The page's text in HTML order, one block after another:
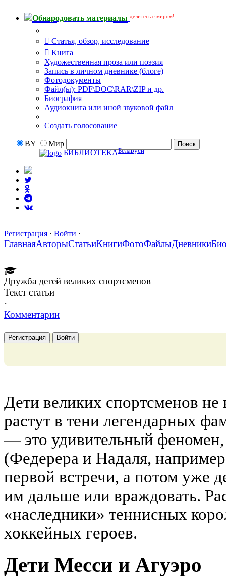
Обнародовать материалы делитесь с миром!
Статья, обзор, исследование
Книга
Художественная проза или поэзия
Запись в личном дневнике (блоге)
Фотодокументы
Файл(ы): PDF\DOC\RAR\ZIP и др.
Биография
Аудиокнига или иной звуковой файл
Создать голосование
BY
Мир
БИБЛИОТЕКАБеларуси
Регистрация · Войти ·
ГлавнаяАвторыСтатьиКнигиФотоФайлыДневники
Дружба детей великих спортсменов
Текст статьи
·
Комментарии
Регистрация Войти
Дети великих спортсменов
растут в тени легендарных
— это удивительный феномен,
(Федерера и Надаля,
первой встречи, а потом уже
им дальше или враждовать.
«наследники» теннисных
хоккейных героев.
Дети Месси и Агуэро